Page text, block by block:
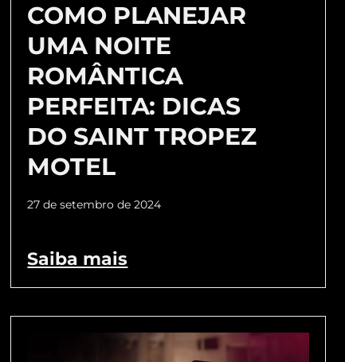
COMO PLANEJAR
UMA NOITE
ROMÂNTICA
PERFEITA: DICAS
DO SAINT TROPEZ
MOTEL
27 de setembro de 2024
Saiba mais